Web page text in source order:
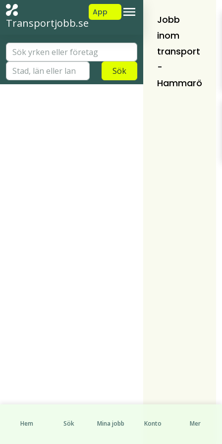
Transportjobb.se
App
Sök
Jobb
inom
transport
-
Hammarö
Hem Sök Mina jobb Konto Mer